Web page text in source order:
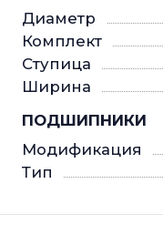
Диаметр
Комплект
Ступица
Ширина
ПОДШИПНИКИ
Модификация
Тип